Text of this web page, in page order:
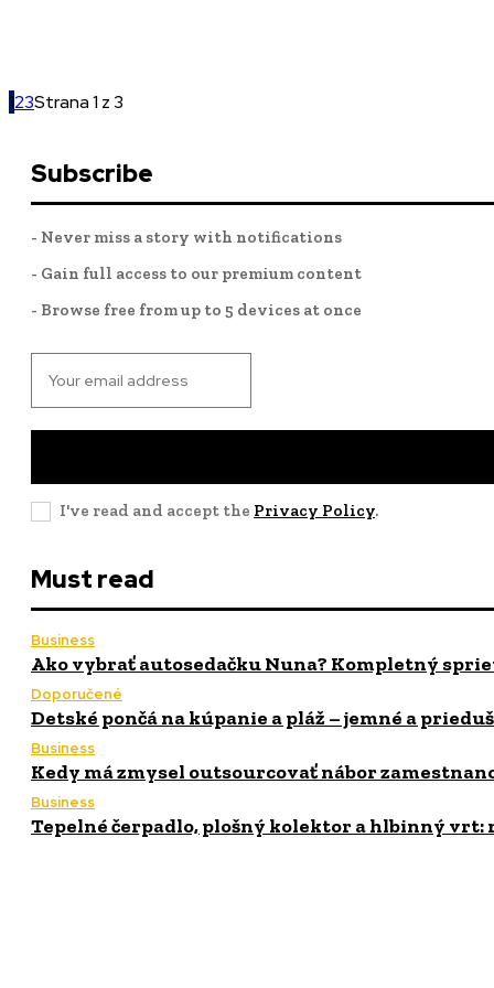
123Strana 1 z 3
Subscribe
- Never miss a story with notifications
- Gain full access to our premium content
- Browse free from up to 5 devices at once
I've read and accept the Privacy Policy.
Must read
Business
Ako vybrať autosedačku Nuna? Kompletný
Doporučené
Detské pončá na kúpanie a pláž – jemné a
Business
Kedy má zmysel outsourcovať nábor
Business
Tepelné čerpadlo, plošný kolektor a hlbinný